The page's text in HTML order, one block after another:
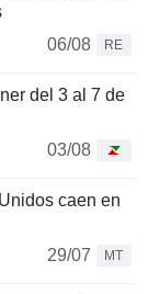
06/08
RE
del 3 al 7 de
03/08
caen en
29/07
MT